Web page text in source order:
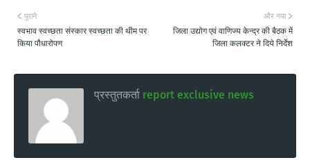
और नया
जिला उद्योग एवं वाणिज्य केन्द्र की बैठक में
जिला कलक्टर ने दिये निर्देश
पुराने
स्वभाव स्वच्छता संस्कार स्वच्छता की थीम पर
किया पौधारोपण
प्रस्तुतकर्ता report exclusive news